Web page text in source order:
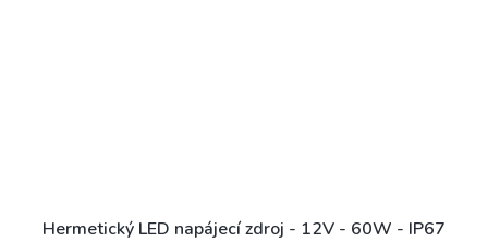
Hermetický LED napájecí zdroj - 12V - 60W - IP67